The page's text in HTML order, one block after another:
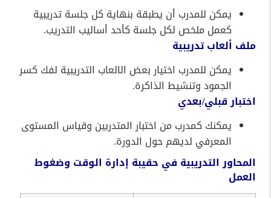
يمكن للمدرب أن يطبقة بنهاية كل جلسة تدريبية
كعمل ملخص لكل جلسة كأحد أساليب التدريب.
ملف ألعاب تدريبية
يمكن للمدرب اختيار بعض الالعاب التدريبية لفك كسر
الجمود وتنشيط الذاكرة.
اختبار قبلي/بعدي
يمكنك كمدرب من اختبار المتدربين وقياس المستوى
المعرفي لديهم حول الدورة.
المحاور التدريبية في حقيبة إدارة الوقت وضغوط
العمل